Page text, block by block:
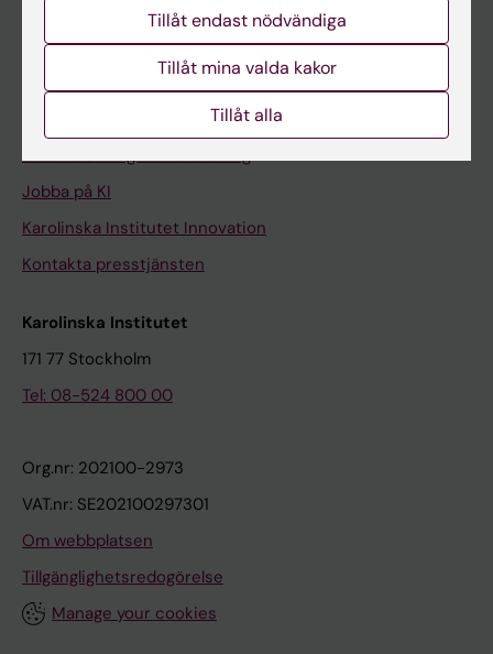
Medarbetarportalen
Kontakta och besök KI
Stöd forskning och utbildning
Jobba på KI
Karolinska Institutet Innovation
Kontakta presstjänsten
Karolinska Institutet
171 77 Stockholm
Tel: 08-524 800 00
Org.nr: 202100-2973
VAT.nr: SE202100297301
Om webbplatsen
Tillgänglighetsredogörelse
Manage your cookies
Tillåt endast nödvändiga
Tillåt mina valda kakor
Tillåt alla